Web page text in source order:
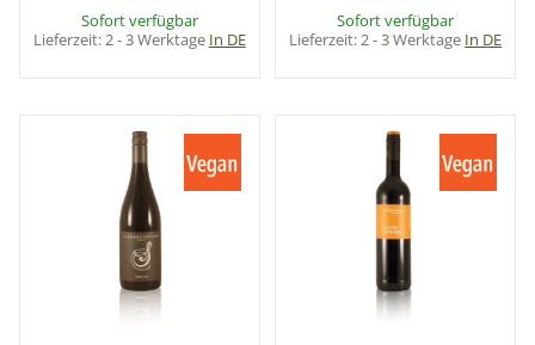
Sofort verfügbar
Lieferzeit:2 - 3 Werktage In DE
Sofort verfügbar
Lieferzeit:2 - 3 Werktage In DE